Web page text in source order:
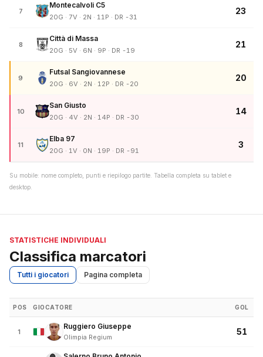
7
Montecalvoli C5
20G · 7V · 2N · 11P · DR -31
23
8
Città di Massa
20G · 5V · 6N · 9P · DR -19
21
9
Futsal Sangiovannese
20G · 6V · 2N · 12P · DR -20
20
10
San Giusto
20G · 4V · 2N · 14P · DR -30
14
11
Elba 97
20G · 1V · 0N · 19P · DR -91
3
Su mobile: nome completo, punti e riepilogo partite. Tabella completa su tablet e
desktop.
STATISTICHE INDIVIDUALI
Classifica marcatori
Tutti i giocatori Pagina completa
POS GIOCATORE GOL
1
Ruggiero Giuseppe
Olimpia Regium
51